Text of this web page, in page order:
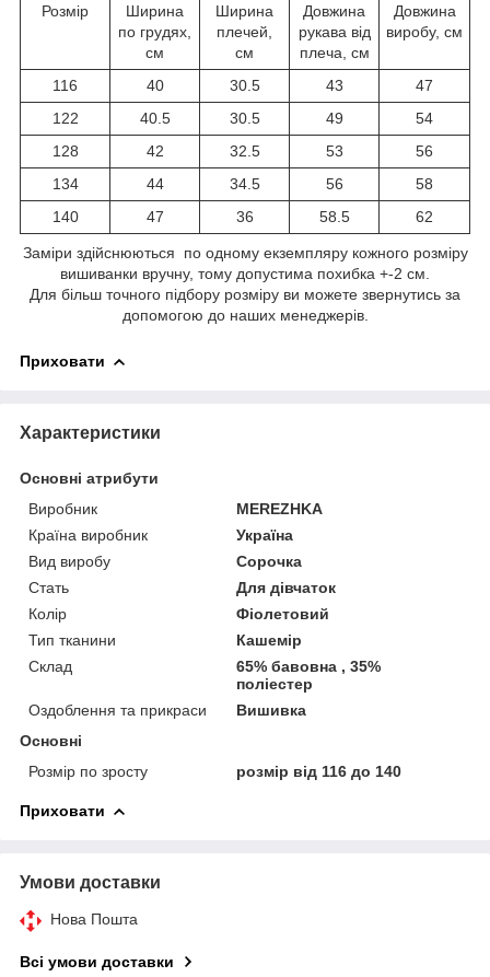
Розмір
Ширина
по грудях,
см
Ширина
плечей,
см
Довжина
рукава від
плеча, см
Довжина
виробу, см
116 40 30.5 43
47
122
40.5 30.5 49
54
128
42 32.5 53
56
134
44 34.5 56
58
140
47 36 58.5 62
Заміри здійснюються по одному екземпляру кожного розміру
вишиванки вручну, тому допустима похибка +-2 см.
Для більш точного підбору розміру ви можете звернутись за
допомогою до наших менеджерів.
Приховати
Характеристики
Основні атрибути
Виробник
MEREZHKA
Країна виробник
Україна
Вид виробу
Сорочка
Стать
Для дівчаток
Колір
Фіолетовий
Тип тканини
Кашемір
Склад
65% бавовна , 35%
поліестер
Оздоблення та прикраси
Вишивка
Основні
Розмір по зросту
розмір від 116 до 140
Приховати
Умови доставки
Нова Пошта
Всі умови доставки